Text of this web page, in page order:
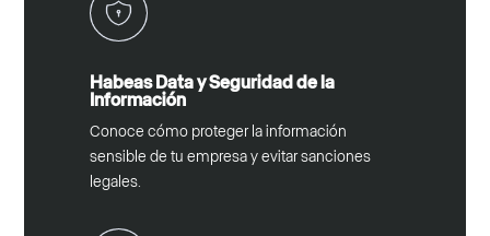
Habeas Data y Seguridad de la
Información
Conoce cómo proteger la información
sensible de tu empresa y evitar sanciones
legales.